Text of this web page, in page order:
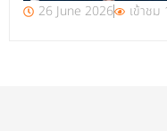
26 June 2026 เข้าช